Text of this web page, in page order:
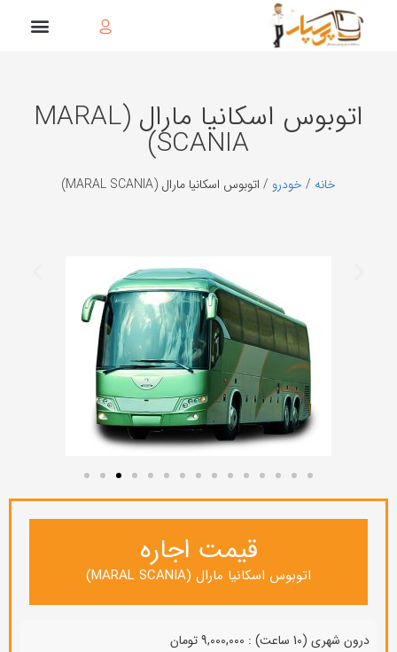
اتوبوس اسكانیا مارال (MARAL
SCANIA)
خانه / خودرو / اتوبوس اسكانیا مارال (MARAL SCANIA)
قیمت اجاره
اتوبوس اسكانیا مارال (MARAL SCANIA)
درون شهری (10 ساعت) : 9,000,000 تومان